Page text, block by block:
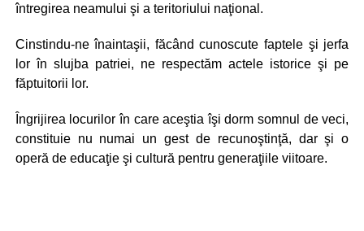
întregirea neamului şi a teritoriului naţional.
Cinstindu-ne înaintaşii, făcând cunoscute faptele şi jerfa
lor în slujba patriei, ne respectăm actele istorice şi pe
făptuitorii lor.
Îngrijirea locurilor în care aceştia îşi dorm somnul de veci,
constituie nu numai un gest de recunoştinţă, dar şi o
operă de educaţie şi cultură pentru generaţiile viitoare.